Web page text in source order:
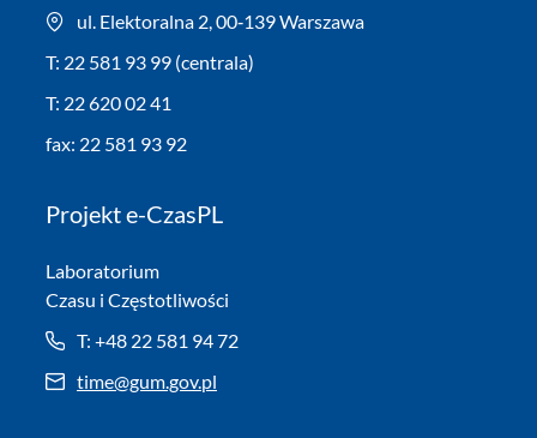
ul. Elektoralna 2, 00‑139 Warszawa
T: 22 581 93 99 (centrala)
T: 22 620 02 41
fax: 22 581 93 92
Projekt e-CzasPL
Laboratorium
Czasu i Częstotliwości
T: +48 22 581 94 72
time@gum.gov.pl